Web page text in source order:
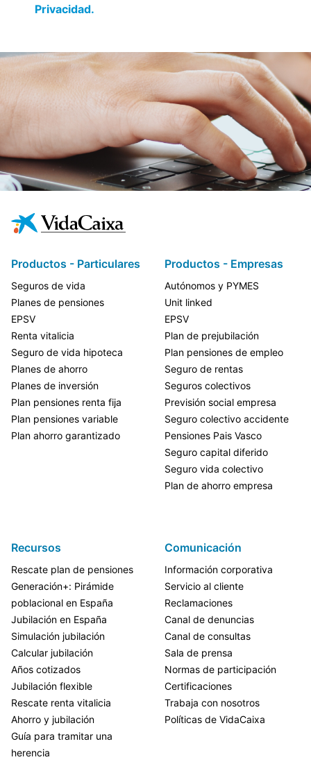
Privacidad.
Productos - Particulares
Seguros de vida
Planes de pensiones
EPSV
Renta vitalicia
Seguro de vida hipoteca
Planes de ahorro
Planes de inversión
Plan pensiones renta fija
Plan pensiones variable
Plan ahorro garantizado
Productos - Empresas
Autónomos y PYMES
Unit linked
EPSV
Plan de prejubilación
Plan pensiones de empleo
Seguro de rentas
Seguros colectivos
Previsión social empresa
Seguro colectivo accidente
Pensiones Pais Vasco
Seguro capital diferido
Seguro vida colectivo
Plan de ahorro empresa
Recursos
Rescate plan de pensiones
Generación+: Pirámide
poblacional en España
Jubilación en España
Simulación jubilación
Calcular jubilación
Años cotizados
Jubilación flexible
Rescate renta vitalicia
Ahorro y jubilación
Guía para tramitar una
herencia
Comunicación
Información corporativa
Servicio al cliente
Reclamaciones
Canal de denuncias
Canal de consultas
Sala de prensa
Normas de participación
Certificaciones
Trabaja con nosotros
Políticas de VidaCaixa